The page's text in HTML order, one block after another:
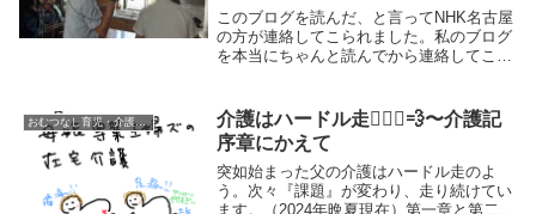
け②
このブログを読んだ、と言ってNHK名古屋
の方が連絡してこられました。私のブログ
を本当にちゃんと読んでから連絡してこら
たし、嬉しかったです。夕方７時全国ニュ
ースに繋が...
おむつなし育児・介護（おむつに頼らない）
介護はハードル走🏃🏼‍♀️💨〜介護記
序章にかえて
突如始まった父の介護はハードル走のよ
う。次々『課題』が変わり、走り続けてい
ます。（2024年晩夏現在）第一章と第二章